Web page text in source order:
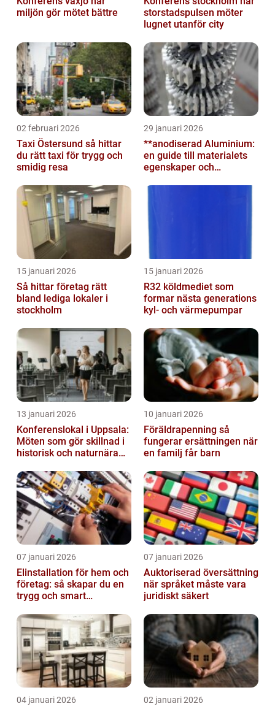
miljön gör mötet bättre
storstadspulsen möter
lugnet utanför city
02 februari 2026
Taxi Östersund så hittar
du rätt taxi för trygg och
smidig resa
29 januari 2026
**anodiserad Aluminium:
en guide till materialets
egenskaper och
15 januari 2026
Så hittar företag rätt
bland lediga lokaler i
stockholm
15 januari 2026
R32 köldmediet som
formar nästa generations
kyl- och värmepumpar
13 januari 2026
Konferenslokal i Uppsala:
Möten som gör skillnad i
historisk och naturnära
10 januari 2026
Föräldrapenning så
fungerar ersättningen när
en familj får barn
07 januari 2026
Elinstallation för hem och
företag: så skapar du en
trygg och smart
07 januari 2026
Auktoriserad översättning
när språket måste vara
juridiskt säkert
04 januari 2026 02 januari 2026